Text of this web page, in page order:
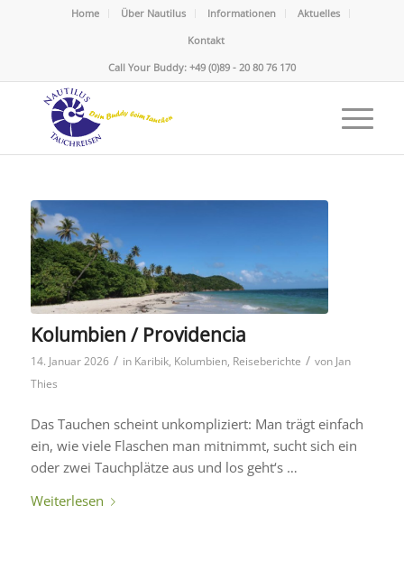
Home Über Nautilus Informationen
Aktuelles
Kontakt
Call Your Buddy: +49 (0)89 - 20 80 76 170
Kolumbien / Providencia
14. Januar 2026 / in Karibik, Kolumbien, Reiseberichte / von Jan
Thies
Das Tauchen scheint unkompliziert: Man trägt einfach
ein, wie viele Flaschen man mitnimmt, sucht sich ein
oder zwei Tauchplätze aus und los geht‘s …
Weiterlesen